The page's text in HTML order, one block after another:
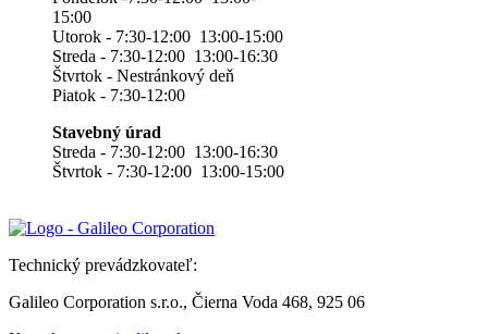
15:00
Utorok - 7:30-12:00 13:00-15:00
Streda - 7:30-12:00 13:00-16:30
Štvrtok - Nestránkový deň
Piatok - 7:30-12:00
Stavebný úrad
Streda - 7:30-12:00 13:00-16:30
Štvrtok - 7:30-12:00 13:00-15:00
Technický prevádzkovateľ:
Galileo Corporation s.r.o., Čierna Voda 468, 925 06